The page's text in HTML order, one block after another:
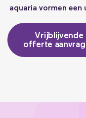
aquaria vormen een
Vrijblijvende
offerte